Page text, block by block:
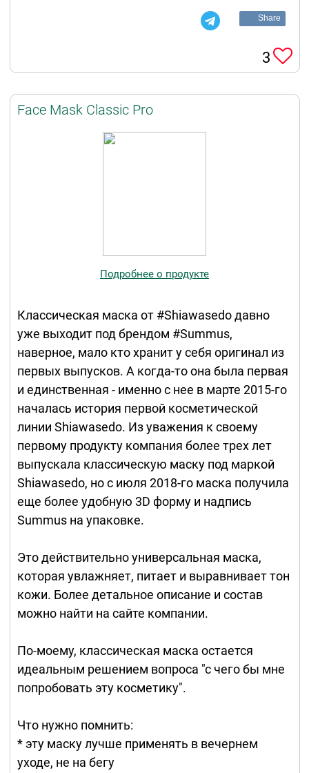
Share
3
Face Mask Classic Pro
Подробнее о продукте
Классическая маска от #Shiawasedo давно
уже выходит под брендом #Summus,
наверное, мало кто хранит у себя оригинал из
первых выпусков. А когда-то она была первая
и единственная - именно с нее в марте 2015-го
началась история первой косметической
линии Shiawasedo. Из уважения к своему
первому продукту компания более трех лет
выпускала классическую маску под маркой
Shiawasedo, но с июля 2018-го маска получила
еще более удобную 3D форму и надпись
Summus на упаковке.
Это действительно универсальная маска,
которая увлажняет, питает и выравнивает тон
кожи. Более детальное описание и состав
можно найти на сайте компании.
По-моему, классическая маска остается
идеальным решением вопроса "с чего бы мне
попробовать эту косметику".
Что нужно помнить:
* эту маску лучше применять в вечернем
уходе, не на бегу